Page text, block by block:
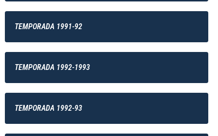
TEMPORADA 1991-92
TEMPORADA 1992-1993
TEMPORADA 1992-93